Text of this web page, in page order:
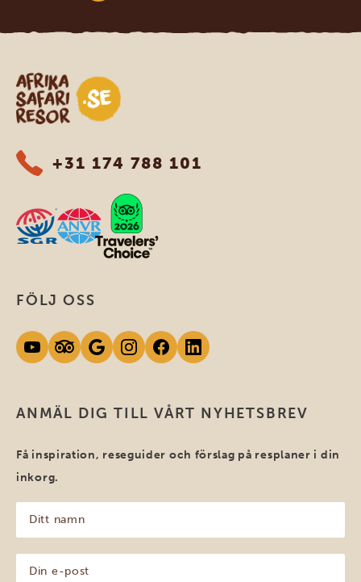
Safari-resor i Afrika
+31 174 788 101
ANMÄL DIG TILL VÅRT NYHETSBREV
Få inspiration, reseguider och förslag på resplaner i din
inkorg.
namn
(Obligatoriskt)
FÖLJ OSS